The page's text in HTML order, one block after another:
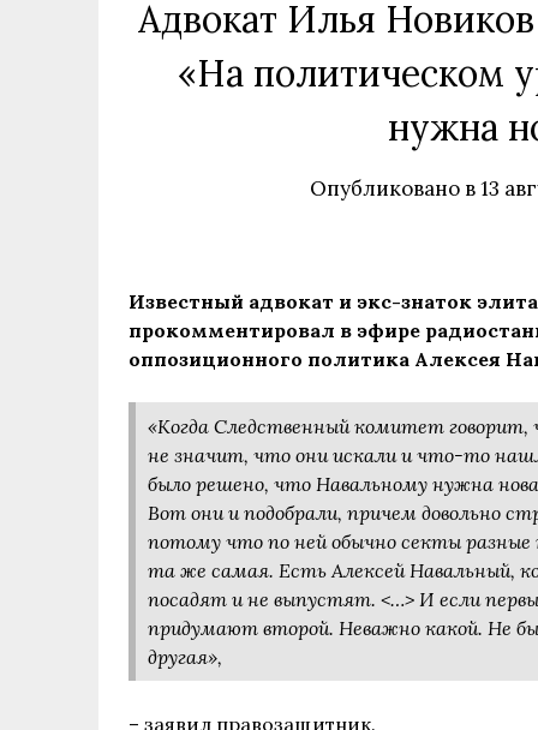
Адвокат Илья
«На политическом
нужна
Опубликовано в13
Известный адвокат и экс-знаток
прокомментировал в эфире
оппозиционного политика Алексея
«Когда Следственный комитет говорит,
не значит, что они искали и что-то
было решено, что Навальному нужна
Вот они и подобрали, причем довольно
потому что по ней обычно секты
та же самая. Есть Алексей Навальный,
посадят и не выпустят. <…> И если
придумают второй. Неважно какой. Не
другая»,
– заявил правозащитник.